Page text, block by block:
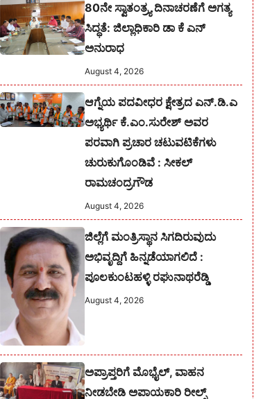
80ನೇ ಸ್ವಾತಂತ್ರ್ಯ ದಿನಾಚರಣೆಗೆ ಅಗತ್ಯ
ಸಿದ್ಧತೆ: ಜಿಲ್ಲಾಧಿಕಾರಿ ಡಾ ಕೆ ಎನ್
ಅನುರಾಧ
August 4, 2026
ಆಗ್ನೆಯ ಪದವೀಧರ ಕ್ಷೇತ್ರದ ಎನ್.ಡಿ.ಎ
ಅಭ್ಯರ್ಥಿ ಕೆ.ಎಂ.ಸುರೇಶ್‌ ಅವರ
ಪರವಾಗಿ ಪ್ರಚಾರ ಚಟುವಟಿಕೆಗಳು
ಚುರುಕುಗೊಂಡಿವೆ : ಸೀಕಲ್
ರಾಮಚಂದ್ರಗೌಡ
August 4, 2026
ಜಿಲ್ಲೆಗೆ ಮಂತ್ರಿಸ್ಥಾನ ಸಿಗದಿರುವುದು
ಅಭಿವೃದ್ದಿಗೆ ಹಿನ್ನಡೆಯಾಗಲಿದೆ :
ಪೂಲಕುಂಟಹಳ್ಳಿ ರಘುನಾಥರೆಡ್ಡಿ
August 4, 2026
ಅಪ್ರಾಪ್ತರಿಗೆ ಮೊಭೈಲ್, ವಾಹನ
ನೀಡಬೇಡಿ ಅಪಾಯಕಾರಿ ರೀಲ್ಸ್